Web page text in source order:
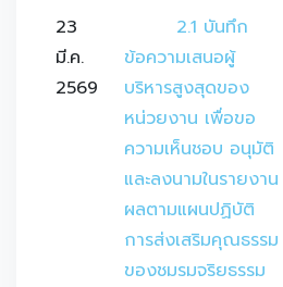
23
มี.ค.
2569
ข้อความเสนอผู้
บริหารสูงสุดของ
หน่วยงาน เพื่อขอ
ความเห็นชอบ อนุมัติ
และลงนามในรายงาน
ผลตามแผนปฏิบัติ
การส่งเสริมคุณธรรม
ของชมรมจริยธรรม